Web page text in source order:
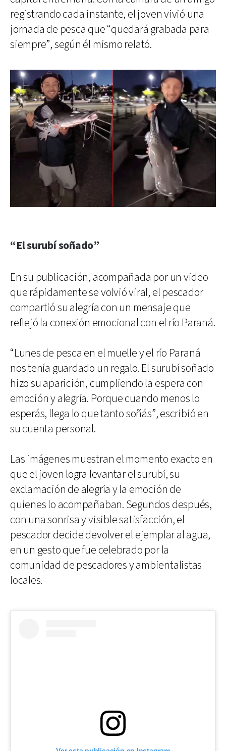
registrando cada instante, el joven vivió una
jornada de pesca que “quedará grabada para
siempre”, según él mismo relató.
“El surubí soñado”
En su publicación, acompañada por un video
que rápidamente se volvió viral, el pescador
compartió su alegría con un mensaje que
reflejó la conexión emocional con el río Paraná.
“Lunes de pesca en el muelle y el río Paraná
nos tenía guardado un regalo. El surubí soñado
hizo su aparición, cumpliendo la espera con
emoción y alegría. Porque cuando menos lo
esperás, llega lo que tanto soñás”, escribió en
su cuenta personal.
Las imágenes muestran el momento exacto en
que el joven logra levantar el surubí, su
exclamación de alegría y la emoción de
quienes lo acompañaban. Segundos después,
con una sonrisa y visible satisfacción, el
pescador decide devolver el ejemplar al agua,
en un gesto que fue celebrado por la
comunidad de pescadores y ambientalistas
locales.